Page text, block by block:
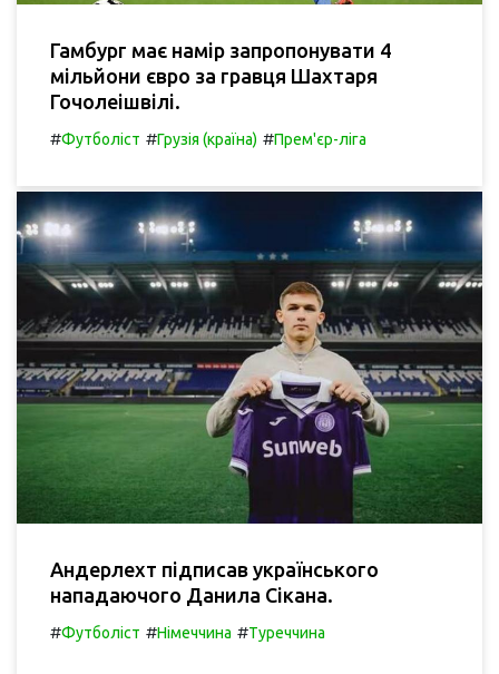
Гамбург має намір запропонувати 4
мільйони євро за гравця Шахтаря
Гочолеішвілі.
#Футболіст #Грузія (країна) #Прем'єр-ліга
Андерлехт підписав українського
нападаючого Данила Сікана.
#Футболіст #Німеччина #Туреччина